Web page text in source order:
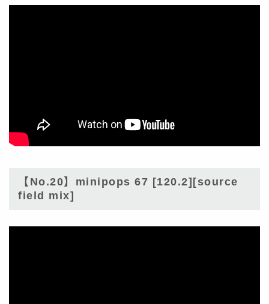
【No.20】minipops 67 [120.2][source
field mix]